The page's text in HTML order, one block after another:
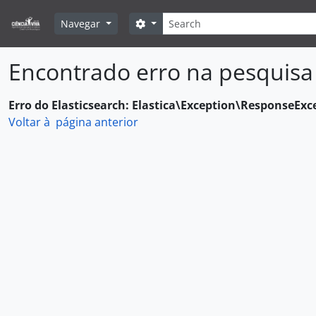
Navegar
Pesquisar
Search options
Encontrado erro na pesquisa
Erro do Elasticsearch:
Voltar à página anterior